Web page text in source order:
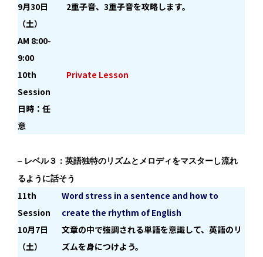
9月30日
（土）
AM 8:00-
9:00
2重子音、3重子音を攻略します。
10th
Session
日時：任
意
Private Lesson
– レベル３：英語独特のリズムとメロディをマスターし流れ
るように話そう
11th
Session
10月7日
（土）
Word stress in a sentence and how to
create the rhythm of English
文章の中で強調される単語を意識して、英語のリ
ズムを身につけよう。